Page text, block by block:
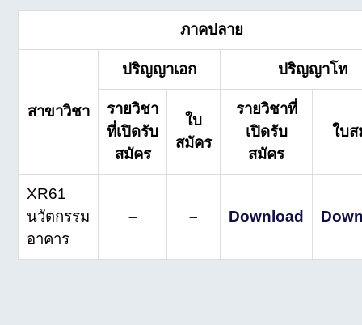
ภาคปลาย
สาขาวิชา
ปริญญาเอก ปริญญาโท
รายวิชา
ที่เปิดรับ
สมัคร
ใบ
สมัคร
รายวิชาที่
เปิดรับ
สมัคร
ใบส
XR61
นวัตกรรม
อาคาร
– – Download